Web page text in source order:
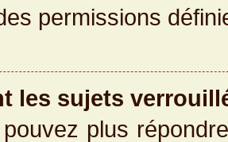
permissions
les sujets
plus